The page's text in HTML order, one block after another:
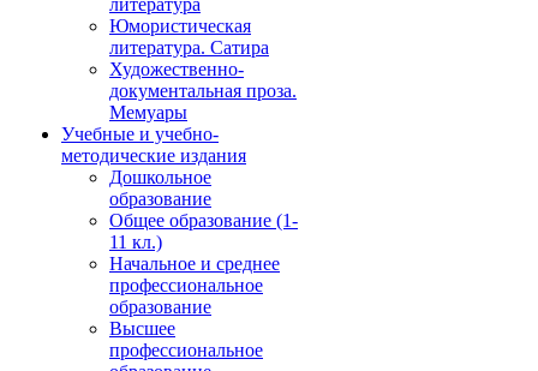
литература
Юмористическая
литература. Сатира
Художественно-
документальная проза.
Мемуары
Учебные и учебно-
методические издания
Дошкольное
образование
Общее образование (1-
11 кл.)
Начальное и среднее
профессиональное
образование
Высшее
профессиональное